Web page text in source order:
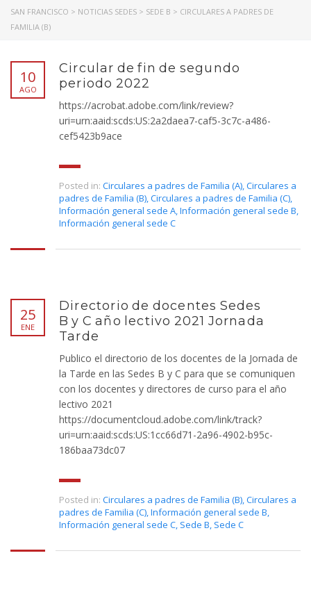
SAN FRANCISCO > NOTICIAS SEDES > SEDE B > CIRCULARES A PADRES DE
FAMILIA (B)
10
AGO
Circular de fin de segundo
periodo 2022
https://acrobat.adobe.com/link/review?
uri=urn:aaid:scds:US:2a2daea7-caf5-3c7c-a486-
cef5423b9ace
Posted in: Circulares a padres de Familia (A),Circulares a
padres de Familia (B),Circulares a padres de Familia (C),
Información general sede A,Información general sede B,
Información general sede C
25
ENE
Directorio de docentes Sedes
B y C año lectivo 2021 Jornada
Tarde
Publico el directorio de los docentes de la Jornada de
la Tarde en las Sedes B y C para que se comuniquen
con los docentes y directores de curso para el año
lectivo 2021
https://documentcloud.adobe.com/link/track?
uri=urn:aaid:scds:US:1cc66d71-2a96-4902-b95c-
186baa73dc07
Posted in: Circulares a padres de Familia (B),Circulares a
padres de Familia (C),Información general sede B,
Información general sede C, Sede B, Sede C